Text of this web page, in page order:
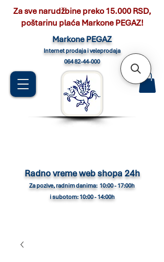
Markone PEGAZ
Internet prodaja i veleprodaja
064 82-44-000
Radno vreme web shopa 24h
Za pozive, radnim danima: 10:00 - 17:00h
i subotom: 10:00 - 14:00h
Za sve narudžbine preko 15.000 RSD,
poštarinu plaća Markone PEGAZ!